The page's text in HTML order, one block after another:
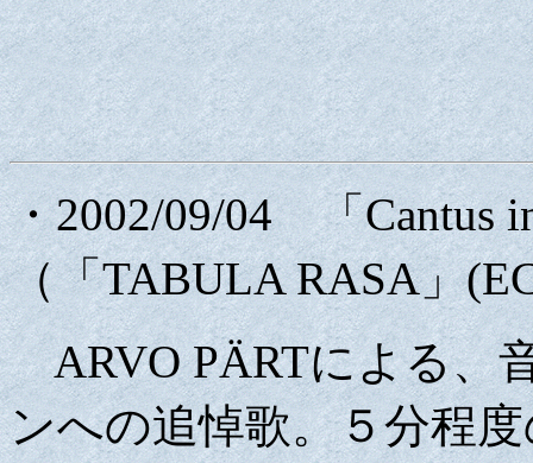
・2002/09/04 「Cantus
（「TABULA RASA」
ARVO PÄRTによる、
ンへの追悼歌。５分程